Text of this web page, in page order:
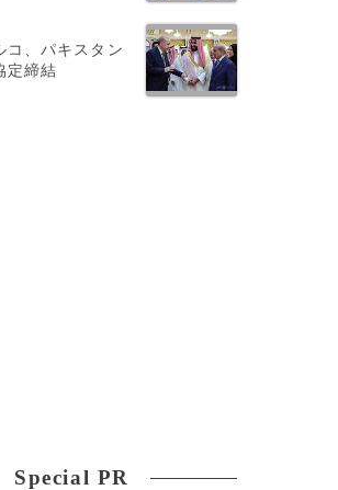
コ、パキスタン
定締結
Special PR